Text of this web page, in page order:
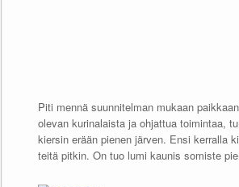
Piti mennä suunnitelman mukaan
olevan kurinalaista ja ohjattua toimintaa,
kiersin erään pienen järven. Ensi kerralla
teitä pitkin. On tuo lumi kaunis somiste